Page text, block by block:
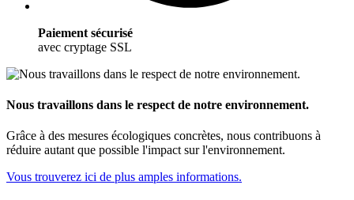
Paiement sécurisé
avec cryptage SSL
Nous travaillons dans le respect de notre environnement.
Grâce à des mesures écologiques concrètes, nous contribuons à
réduire autant que possible l'impact sur l'environnement.
Vous trouverez ici de plus amples informations.